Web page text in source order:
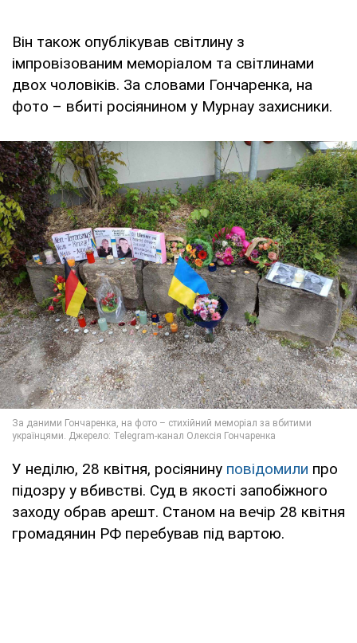
Він також опублікував світлину з
імпровізованим меморіалом та світлинами
двох чоловіків. За словами Гончаренка, на
фото – вбиті росіянином у Мурнау захисники.
У неділю, 28 квітня, росіянину повідомили про
підозру у вбивстві. Суд в якості запобіжного
заходу обрав арешт. Станом на вечір 28 квітня
громадянин РФ перебував під вартою.